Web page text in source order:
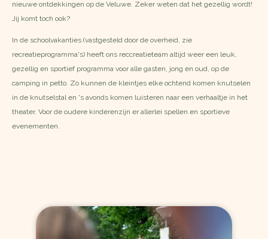
nieuwe ontdekkingen op de Veluwe. Zeker weten dat het gezellig wordt!
Jij komt toch ook?
In de schoolvakanties (vastgesteld door de overheid, zie
recreatieprogramma's) heeft ons reccreatieteam altijd weer een leuk,
gezellig en sportief programma voor alle gasten, jong en oud, op de
camping in petto. Zo kunnen de kleintjes elke ochtend komen knutselen
in de knutselstal en 's avonds komen luisteren naar een verhaaltje in het
theater. Voor de oudere kinderenzijn er allerlei spellen en sportieve
evenementen.